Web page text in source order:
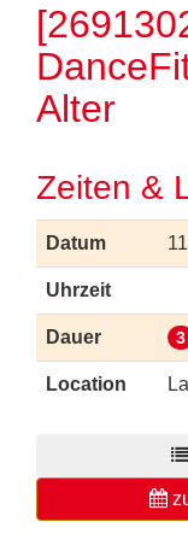
Alter
Zeiten &
Datum
Uhrzeit
Dauer 3
Location